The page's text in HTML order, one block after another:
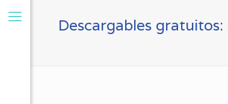
Descargables